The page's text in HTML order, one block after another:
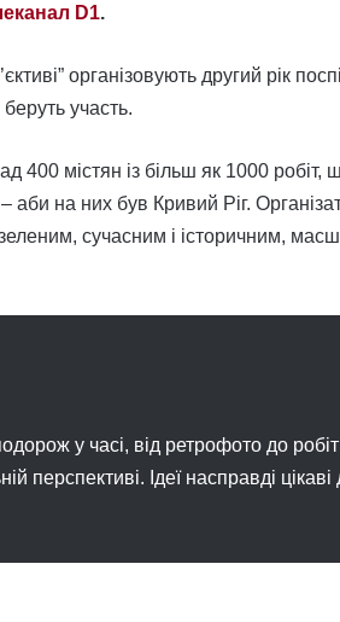
D1.
організовують другий рік
участь.
400 містян із більш як 1000 робіт,
на них був Кривий Ріг.
сучасним і історичним,
у часі, від ретрофото до
перспективі. Ідеї насправді цікаві